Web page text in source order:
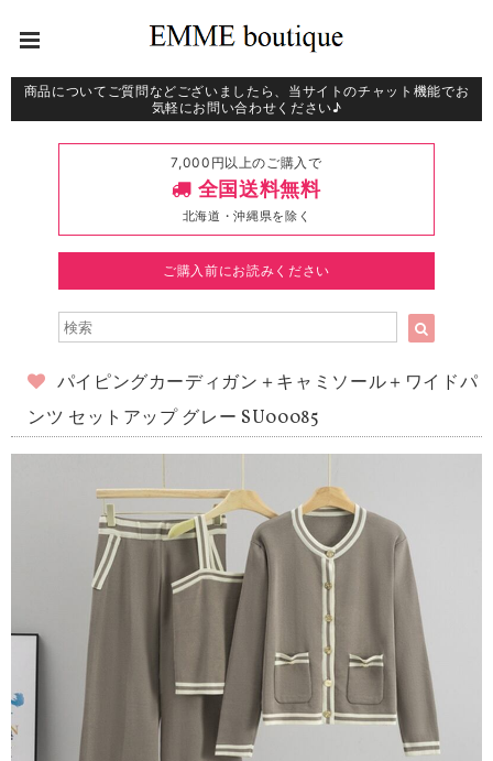
商品についてご質問などございましたら、当サイトのチャット機能でお
気軽にお問い合わせください♪
7,000円以上のご購入で
全国送料無料
北海道・沖縄県を除く
ご購入前にお読みください
パイピングカーディガン＋キャミソール＋ワイドパ
ンツ セットアップ グレー SU00085